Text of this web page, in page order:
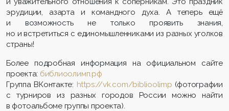
эрудиции, азарта и командного духа. А теперь ещё
и возможность не только проявить знания,
но и встретиться с единомышленниками из разных уголков
страны!
Более подробная информация на официальном сайте
проекта: библиоолимп.рф
Группа ВКонтакте: https://vk.com/biblioolimp (фотографии
с турниров из разных городов России можно найти
в фотоальбоме группы проекта).